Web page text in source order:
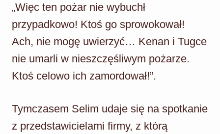
„Więc ten pożar nie wybuchł
przypadkowo! Ktoś go sprowokował!
Ach, nie mogę uwierzyć… Kenan i Tugce
nie umarli w nieszczęśliwym pożarze.
Ktoś celowo ich zamordował!”.
Tymczasem Selim udaje się na spotkanie
z przedstawicielami firmy, z którą